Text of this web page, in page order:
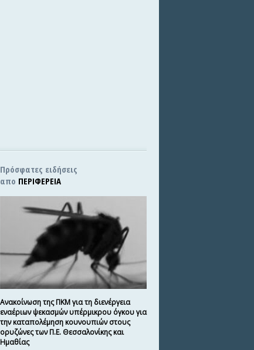
Πρόσφατες ειδήσεις
απο ΠΕΡΙΦΕΡΕΙΑ
Ανακοίνωση της ΠΚΜ για τη διενέργεια
εναέριων ψεκασμών υπέρμικρου όγκου για
την καταπολέμηση κουνουπιών στους
ορυζώνες των Π.Ε. Θεσσαλονίκης και
Ημαθίας